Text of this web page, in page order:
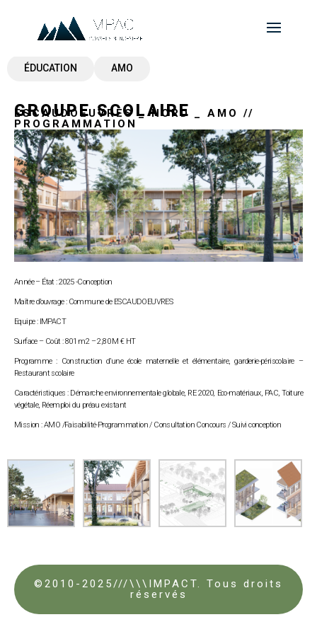
ÉDUCATION AMO
GROUPE SCOLAIRE
ESCAUDOEUVRES _ NORD _ AMO //
PROGRAMMATION
Année – État : 2025 -Conception
Maître d’ouvrage : Commune de ESCAUDOEUVRES
Equipe : IMPACT
Surface – Coût : 801 m2 – 2,80 M € HT
Programme : Construction d’une école maternelle et élémentaire, garderie-périscolaire –
Restaurant scolaire
Caractéristiques : Démarche environnementale globale, RE 2020, Eco-matériaux, PAC, Toiture
végétale, Réemploi du préau existant
Mission : AMO /Faisabilité-Programmation / Consultation Concours / Suivi conception
©2010-2025///\\\IMPACT. Tous droits
réservés